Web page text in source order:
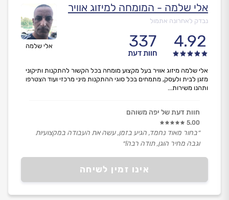
אלי שלמה
אלי שלמה - המומחה למיזוג אוויר
נבדק לאחרונה אתמול
4.92
337
חוות דעת
אינו זמין לשיחה
אלי שלמה מיזוג אוויר בעל מקצוע מומחה בכל הקשור להתקנות ותיקוני
מזגן לבית ולעסק, מתמחים בכל סוגי ההתקנות מיני מרכזי ועוד הצטרפו
ותהנו משירות...
חוות דעת של יפה משוהם
5.00
״בחור מאוד נחמד, הגיע בזמן, עשה את העבודה במקצועיות
וגבה מחיר הוגן, תודה רבה!״